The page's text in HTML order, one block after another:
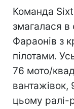
Команда
змагалася в
Фараонів з
пілотами.
76 мото/
вантажівок,
цьому ралі-